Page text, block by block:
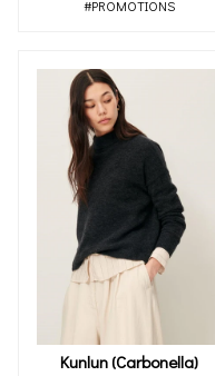
#PROMOTIONS
Kunlun (carbonella)